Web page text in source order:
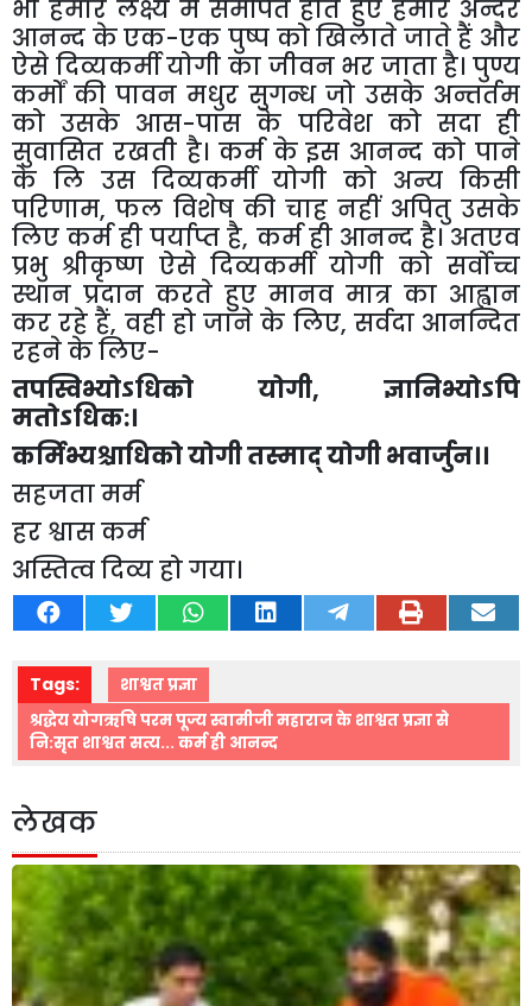
भी हमारे लक्ष्य में समर्पित होते हुए हमारे अन्दर
आनन्द के एक-एक पुष्प को खिलाते जाते हैं और
ऐसे दिव्यकर्मी योगी का जीवन भर जाता है। पुण्य
कर्मों की पावन मधुर सुगन्ध जो उसके अन्तर्तम
को उसके आस-पास के परिवेश को सदा ही
सुवासित रखती है। कर्म के इस आनन्द को पाने
के लि उस दिव्यकर्मी योगी को अन्य किसी
परिणाम,फल विशेष की चाह नहीं अपितु उसके
लिए कर्म ही पर्याप्त है, कर्म ही आनन्द है। अतएव
प्रभु श्रीकृष्ण ऐसे दिव्यकर्मी योगी को सर्वोच्च
स्थान प्रदान करते हुए मानव मात्र का आह्वान
कर रहे हैं, वही हो जाने के लिए, सर्वदा आनन्दित
रहने के लिए-
तपस्विभ्योऽधिको योगी, ज्ञानिभ्योऽपि
मतोऽधिक:।
कर्मिभ्यश्चाधिको योगी तस्माद् योगी भवार्जुन।।
सहजता मर्म
हर श्वास कर्म
अस्तित्व दिव्य हो गया।
Tags:
शाश्वत प्रज्ञा
श्रद्धेय योगऋषि परम पूज्य स्वामीजी महाराज के शाश्वत प्रज्ञा से
नि:सृत शाश्वत सत्य... कर्म ही आनन्द
लेखक